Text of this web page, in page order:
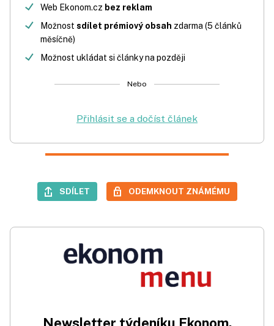
Web Ekonom.cz bez reklam
Možnost sdílet prémiový obsah zdarma (5 článků
měsíčně)
Možnost ukládat si články na později
Nebo
Přihlásit se a dočíst článek
SDÍLET ODEMKNOUT ZNÁMÉMU